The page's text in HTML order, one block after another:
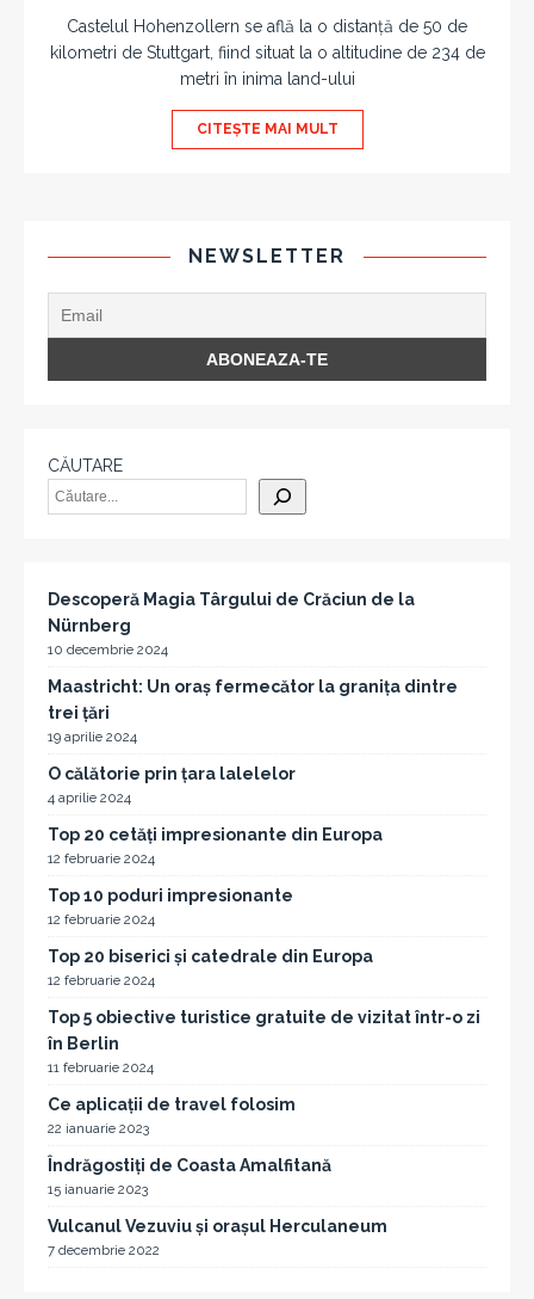
Castelul Hohenzollern se află la o distanță de 50 de
kilometri de Stuttgart, fiind situat la o altitudine de 234 de
metri în inima land-ului
CITEȘTE MAI MULT
NEWSLETTER
CĂUTARE
Descoperă Magia Târgului de Crăciun de la
Nürnberg
10 decembrie 2024
Maastricht: Un oraș fermecător la granița dintre
trei țări
19 aprilie 2024
O călătorie prin țara lalelelor
4 aprilie 2024
Top 20 cetăți impresionante din Europa
12 februarie 2024
Top 10 poduri impresionante
12 februarie 2024
Top 20 biserici și catedrale din Europa
12 februarie 2024
Top 5 obiective turistice gratuite de vizitat într-o zi
în Berlin
11 februarie 2024
Ce aplicații de travel folosim
22 ianuarie 2023
Îndrăgostiți de Coasta Amalfitană
15 ianuarie 2023
Vulcanul Vezuviu și orașul Herculaneum
7 decembrie 2022